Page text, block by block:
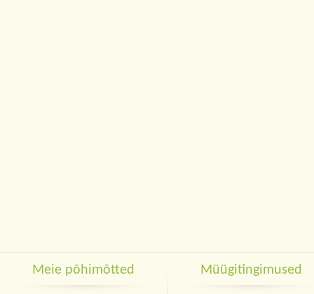
Meie põhimõtted Müügitingimused